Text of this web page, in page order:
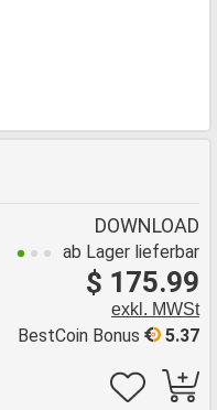
DOWNLOAD
ab Lager lieferbar
$ 175.99
exkl. MWSt
5.37
BestCoin Bonus